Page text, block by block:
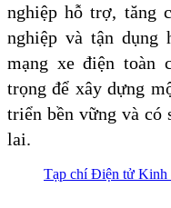
nghiệp hỗ trợ, tăng
nghiệp và tận dụng
mạng xe điện toàn
trọng để xây dựng
triển bền vững và có
lai.
Tạp chí Điện tử Kinh